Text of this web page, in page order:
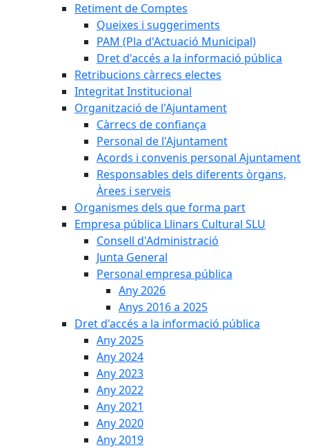
Retiment de Comptes
Queixes i suggeriments
PAM (Pla d'Actuació Municipal)
Dret d'accés a la informació pública
Retribucions càrrecs electes
Integritat Institucional
Organització de l'Ajuntament
Càrrecs de confiança
Personal de l'Ajuntament
Acords i convenis personal Ajuntament
Responsables dels diferents òrgans,
Àrees i serveis
Organismes dels que forma part
Empresa pública Llinars Cultural SLU
Consell d'Administració
Junta General
Personal empresa pública
Any 2026
Anys 2016 a 2025
Dret d'accés a la informació pública
Any 2025
Any 2024
Any 2023
Any 2022
Any 2021
Any 2020
Any 2019